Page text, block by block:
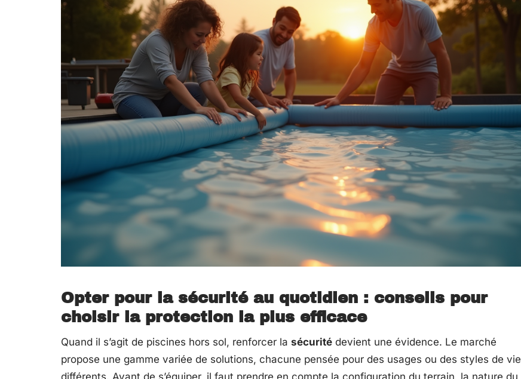
Opter pour la sécurité au quotidien : conseils pour
choisir la protection la plus efficace
Quand il s’agit de piscines hors sol, renforcer la sécurité devient une évidence. Le marché
propose une gamme variée de solutions, chacune pensée pour des usages ou des styles de vie
différents. Avant de s’équiper, il faut prendre en compte la configuration du terrain, la nature du